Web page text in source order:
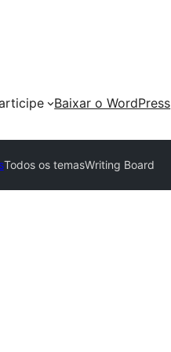
Baixar o WordPress
Todos os temasWriting Board